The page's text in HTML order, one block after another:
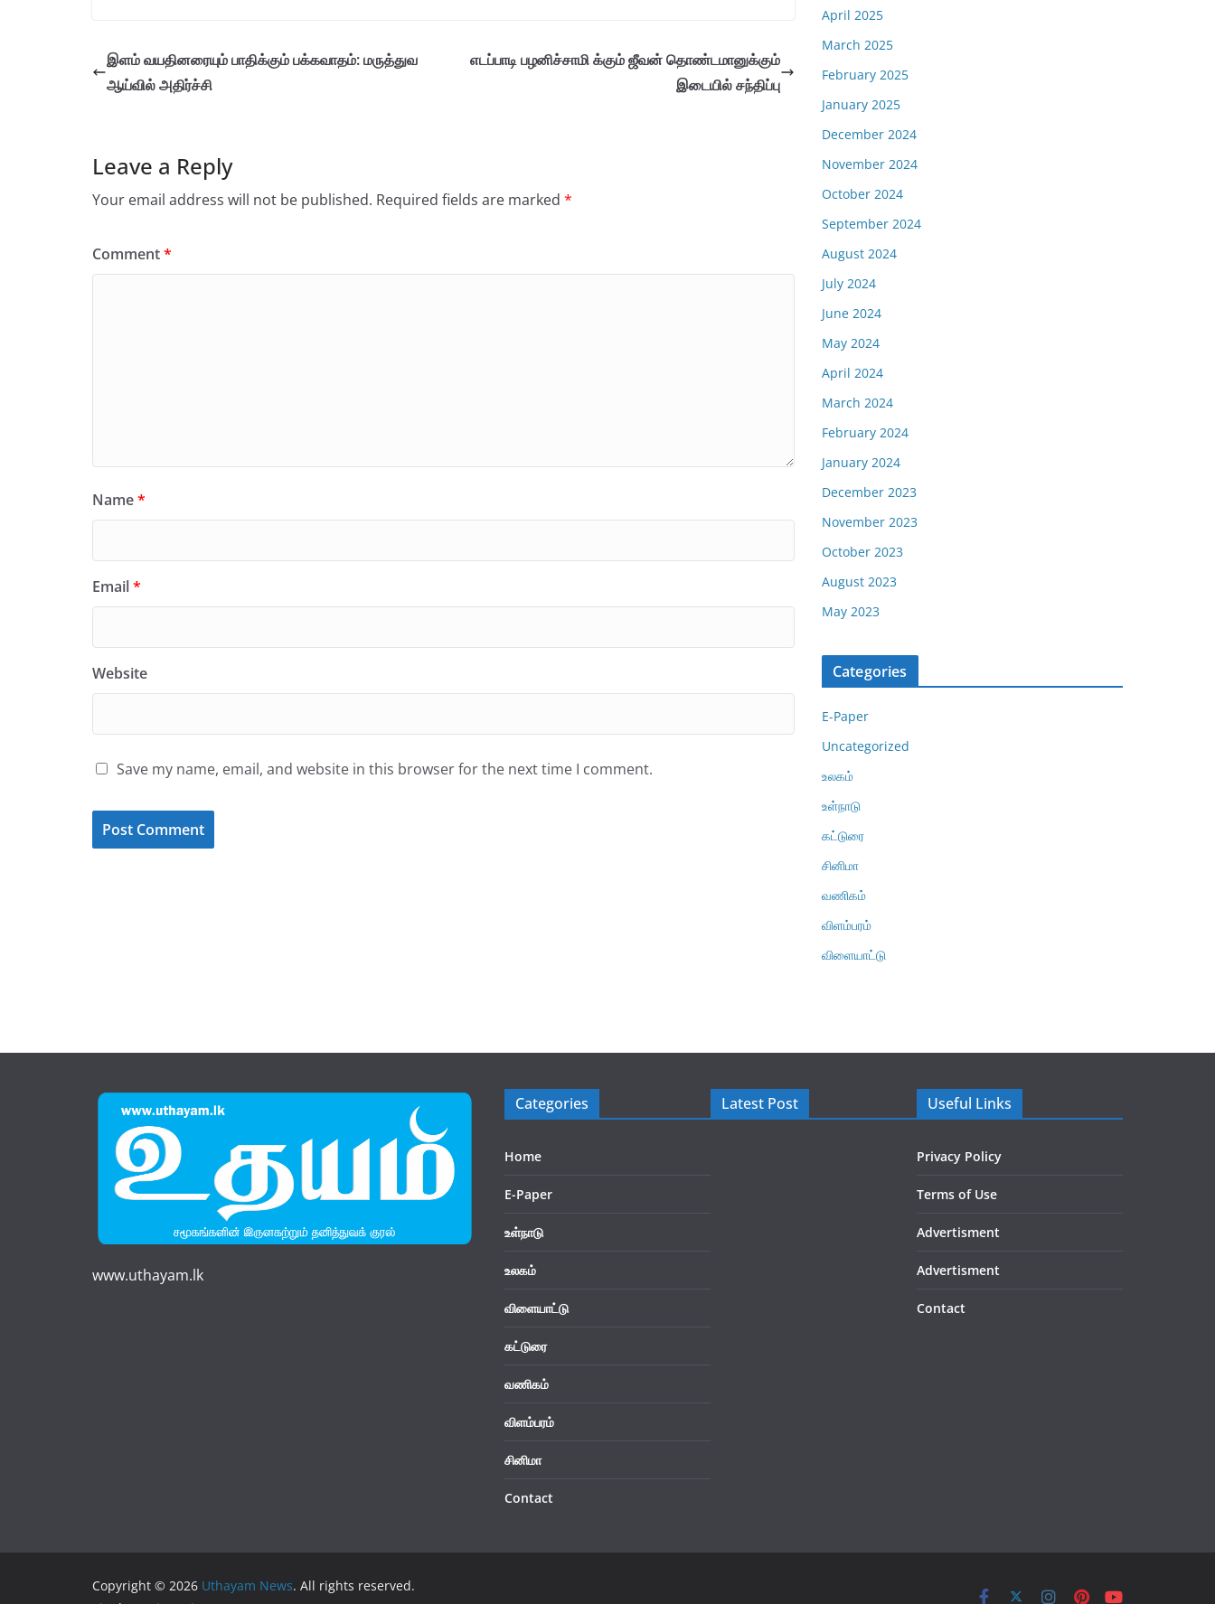
இளம் வயதினரையும் பாதிக்கும் பக்கவாதம்: மருத்துவ
ஆய்வில் அதிர்ச்சி
எடப்பாடி பழனிச்சாமி க்கும் ஜீவன் தொண்டமானுக்கும்
இடையில் சந்திப்பு
Leave a Reply
Your email address will not be published. Required fields are marked *
Comment*
Name*
Email*
Website
Save my name, email, and website in this browser for the next time I comment.
April 2025
March 2025
February 2025
January 2025
December 2024
November 2024
October 2024
September 2024
August 2024
July 2024
June 2024
May 2024
April 2024
March 2024
February 2024
January 2024
December 2023
November 2023
October 2023
August 2023
May 2023
Categories
E-Paper
Uncategorized
உலகம்
உள்நாடு
கட்டுரை
சினிமா
வணிகம்
விளம்பரம்
விளையாட்டு
www.uthayam.lk
Categories
Home
E-Paper
உள்நாடு
உலகம்
விளையாட்டு
கட்டுரை
வணிகம்
விளம்பரம்
சினிமா
Contact
Latest Post Useful Links
Privacy Policy
Terms of Use
Advertisment
Advertisment
Contact
Copyright © 2026 Uthayam News. All rights reserved.